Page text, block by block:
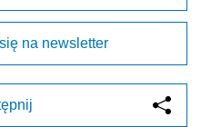
na newsletter